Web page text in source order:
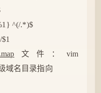
^(/.*)$
文件：vim
域名 目录指向